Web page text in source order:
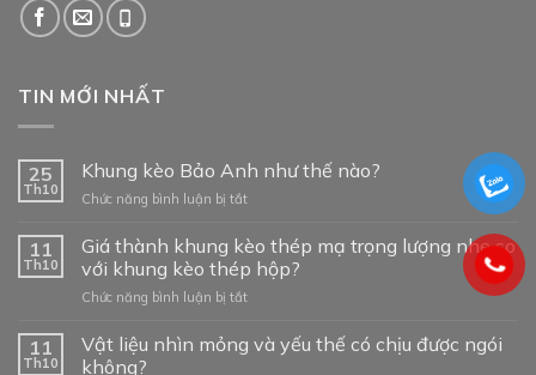
TIN MỚI NHẤT
25
Th10
Khung kèo Bảo Anh như thế nào?
Chức năng bình luận bị tắtở
kèo
Bảo
Anh
như
nào?
11
Th10
Giá thành khung kèo thép mạ trọng lượng nhẹ so
với khung kèo thép hộp?
Chức năng bình luận bị tắtở
thành
khung
11
Th10
Vật liệu nhìn mỏng và yếu thế có chịu được ngói
không?